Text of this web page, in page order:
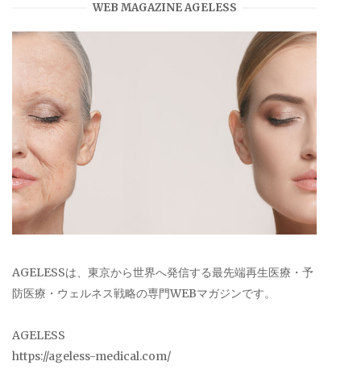
WEB MAGAZINE AGELESS
AGELESSは、東京から世界へ発信する最先端再生医療・予
防医療・ウェルネス戦略の専門WEBマガジンです。
AGELESS
https://ageless-medical.com/